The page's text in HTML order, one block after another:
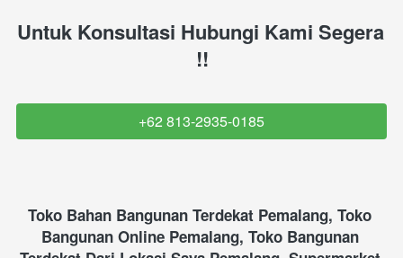
Untuk Konsultasi Hubungi Kami Segera
!!
`+62 813-2935-0185
Toko Bahan Bangunan Terdekat Pemalang, Toko
Bangunan Online Pemalang, Toko Bangunan